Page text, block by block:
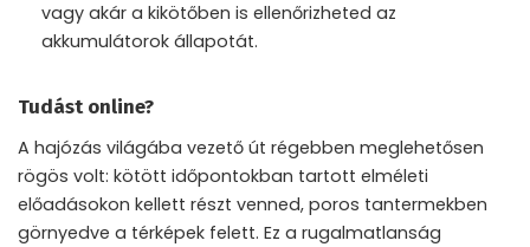
vagy akár a kikötőben is ellenőrizheted az
akkumulátorok állapotát.
Tudást online?
A hajózás világába vezető út régebben meglehetősen
rögös volt: kötött időpontokban tartott elméleti
előadásokon kellett részt venned, poros tantermekben
görnyedve a térképek felett. Ez a rugalmatlanság